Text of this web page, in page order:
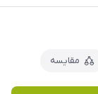
مقایسه